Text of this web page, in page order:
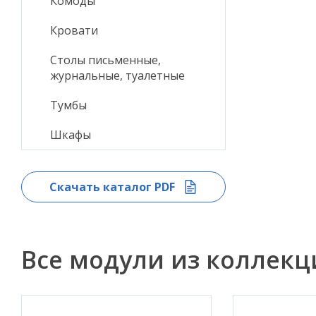
Кровати
Столы письменные,
журнальные, туалетные
Тумбы
Шкафы
Скачать каталог PDF
Все модули из